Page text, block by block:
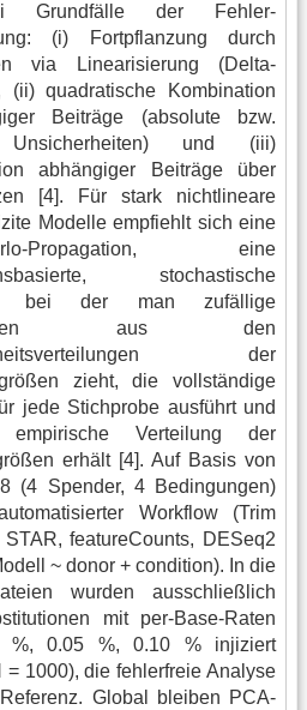
Grundfälle der Fehler-
(i) Fortpflanzung durch
via Linearisierung (Delta-
(ii) quadratische Kombination
Beiträge (absolute bzw.
Unsicherheiten) und (iii)
abhängiger Beiträge über
[4]. Für stark nichtlineare
Modelle empfiehlt sich eine
Propagation, eine
stochastische
bei der man zufällige
aus den
der
zieht, die vollständige
jede Stichprobe ausführt und
Verteilung der
erhält [4]. Auf Basis von
(4 Spender, 4 Bedingungen)
Workflow (Trim
featureCounts, DESeq2
~ donor + condition). In die
wurden ausschließlich
mit per-Base-Raten
%, 0.05 %, 0.10 % injiziert
= 1000), die fehlerfreie Analyse
Global bleiben PCA-